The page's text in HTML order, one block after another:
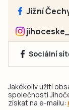
Jižní
Sociální
Jakékoliv užití
společnosti
získat na e-mailu: